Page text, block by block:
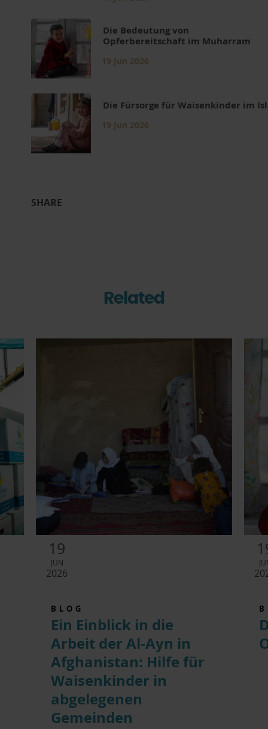
Die Bedeutung von
Opferbereitschaft im Muharram
19 Jun 2026
Die Fürsorge für Waisenkinder im
19 Jun 2026
SHARE
Related
19
JUN
2026
BLOG
Ein Einblick in die
Arbeit der Al-Ayn in
Afghanistan: Hilfe für
Waisenkinder in
abgelegenen
Gemeinden